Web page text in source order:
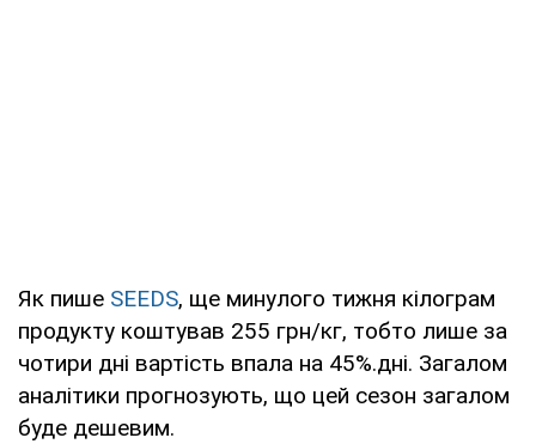
Як пише SEEDS, ще минулого тижня кілограм
продукту коштував 255 грн/кг, тобто лише за
чотири дні вартість впала на 45%.дні. Загалом
аналітики прогнозують, що цей сезон загалом
буде дешевим.